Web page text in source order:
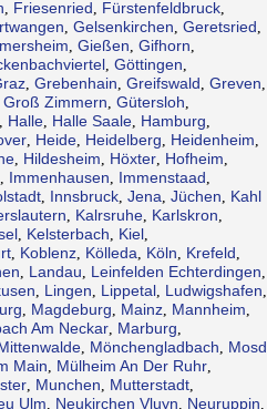
Friesenried Fürstenfeldbruck,
Gelsenkirchen Geretsried
Gießen Gifhorn
, Göttingen
, Grebenhain Greifswald Greven
Groß Zimmern Gütersloh
Halle, Halle Saale, Hamburg
, Heide, Heidelberg Heidenheim
, Hildesheim Höxter, Hofheim
Immenhausen Immenstaad
, Innsbruck, Jena Jüchen
Kahl
Kalrsruhe, Karlskron
, Kelsterbach Kiel,
, Koblenz, Kölleda Köln Krefeld
Landau Leinfelden Echterdingen
Lingen Lippetal, Ludwigshafen
Magdeburg Mainz, Mannheim
Am Neckar, Marburg
, Mönchengladbach
Mosd
Main Mülheim An Der Ruhr,
, Munchen Mutterstadt,
Ulm Neukirchen Vluyn Neuruppin